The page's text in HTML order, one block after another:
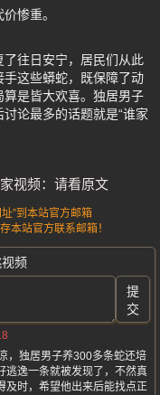
惨重。
往日安宁，居民们从此
这些蟒蛇，既保障了动
是皆大欢喜。独居男子
论最多的话题就是“谁家
视频：请看原文
”到本站官方邮箱
本站官方联系邮箱！
频
提
交
，独居男子养300多条蛇还培
逃逸一条就被发现了，不然真
及时，希望他出来后能找点正